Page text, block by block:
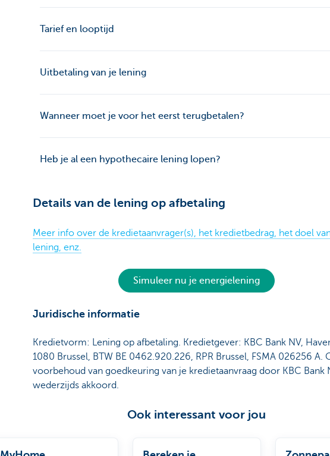
Tarief en looptijd
Uitbetaling van je lening
Wanneer moet je voor het eerst terugbetalen?
Heb je al een hypothecaire lening lopen?
Details van de lening op afbetaling
Meer info over de kredietaanvrager(s), het kredietbedrag, het doel
lening, enz.
Simuleer nu je energielening
Juridische informatie
Kredietvorm: Lening op afbetaling. Kredietgever: KBC Bank NV,
1080 Brussel, BTW BE 0462.920.226, RPR Brussel, FSMA 026256 A.
voorbehoud van goedkeuring van je kredietaanvraag door KBC Bank
wederzijds akkoord.
Ook interessant voor jou